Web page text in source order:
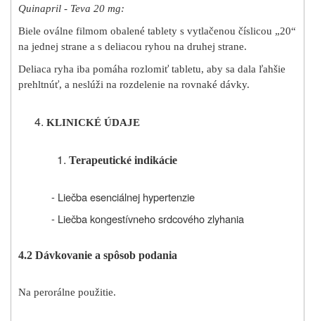
Quinapril - Teva 20 mg:
Biele oválne filmom obalené tablety s vytlačenou číslicou „20“
na jednej strane a s deliacou ryhou na druhej strane.
Deliaca ryha iba pomáha rozlomiť tabletu, aby sa dala ľahšie
prehltnúť, a neslúži na rozdelenie na rovnaké dávky.
KLINICKÉ ÚDAJE
Terapeutické indikácie
- Liečba esenciálnej hypertenzie
- Liečba kongestívneho srdcového zlyhania
4.2 Dávkovanie a spôsob podania
Na perorálne použitie.